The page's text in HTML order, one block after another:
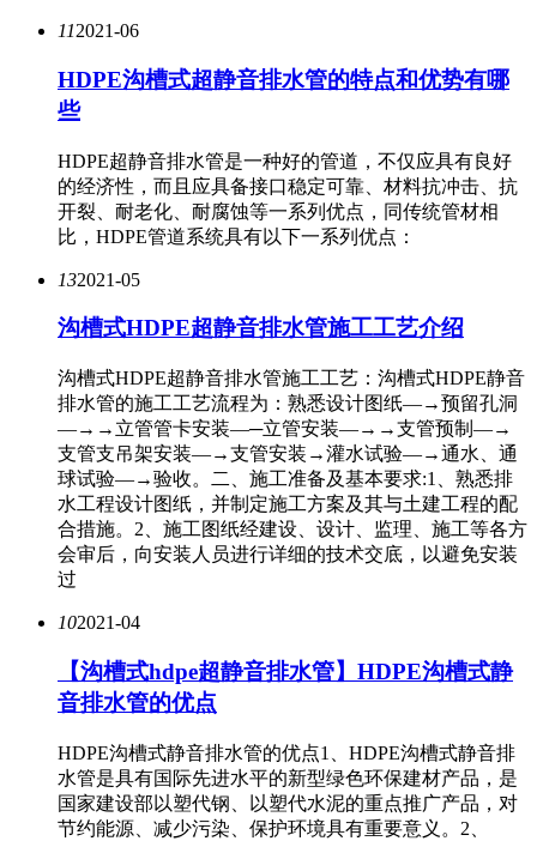
112021-06
HDPE沟槽式超静音排水管的特点和优势有哪
些
HDPE超静音排水管是一种好的管道，不仅应具有良好
的经济性，而且应具备接口稳定可靠、材料抗冲击、抗
开裂、耐老化、耐腐蚀等一系列优点，同传统管材相
比，HDPE管道系统具有以下一系列优点：
132021-05
沟槽式HDPE超静音排水管施工工艺介绍
沟槽式HDPE超静音排水管施工工艺：沟槽式HDPE静音
排水管的施工工艺流程为：熟悉设计图纸—→预留孔洞
—→→立管管卡安装—─立管安装—→→支管预制—→
支管支吊架安装—→支管安装→灌水试验—→通水、通
球试验—→验收。二、施工准备及基本要求:1、熟悉排
水工程设计图纸，并制定施工方案及其与土建工程的配
合措施。2、施工图纸经建设、设计、监理、施工等各方
会审后，向安装人员进行详细的技术交底，以避免安装
过
102021-04
【沟槽式hdpe超静音排水管】HDPE沟槽式静
音排水管的优点
HDPE沟槽式静音排水管的优点1、HDPE沟槽式静音排
水管是具有国际先进水平的新型绿色环保建材产品，是
国家建设部以塑代钢、以塑代水泥的重点推广产品，对
节约能源、减少污染、保护环境具有重要意义。2、